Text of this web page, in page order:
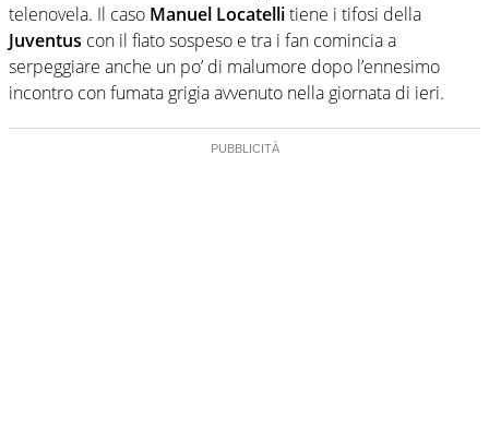
telenovela. Il caso Manuel Locatellitiene i tifosi della
Juventus con il fiato sospeso e tra i fan comincia a
serpeggiare anche un po’ di malumore dopo l’ennesimo
incontro con fumata grigia avvenuto nella giornata di ieri.